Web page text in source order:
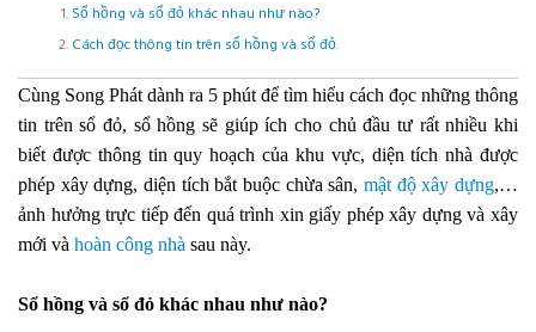
Sổ hồng và sổ đỏ khác nhau như nào?
Cách đọc thông tin trên sổ hồng và sổ đỏ.
Cùng Song Phát dành ra 5 phút để tìm hiểu cách đọc những thông
tin trên sổ đỏ, sổ hồng sẽ giúp ích cho chủ đầu tư rất nhiều khi
biết được thông tin quy hoạch của khu vực, diện tích nhà được
phép xây dựng, diện tích bắt buộc chừa sân, mật độ xây dựng,…
ảnh hưởng trực tiếp đến quá trình xin giấy phép xây dựng và xây
mới và hoàn công nhà sau này.
Sổ hồng và sổ đỏ khác nhau như nào?